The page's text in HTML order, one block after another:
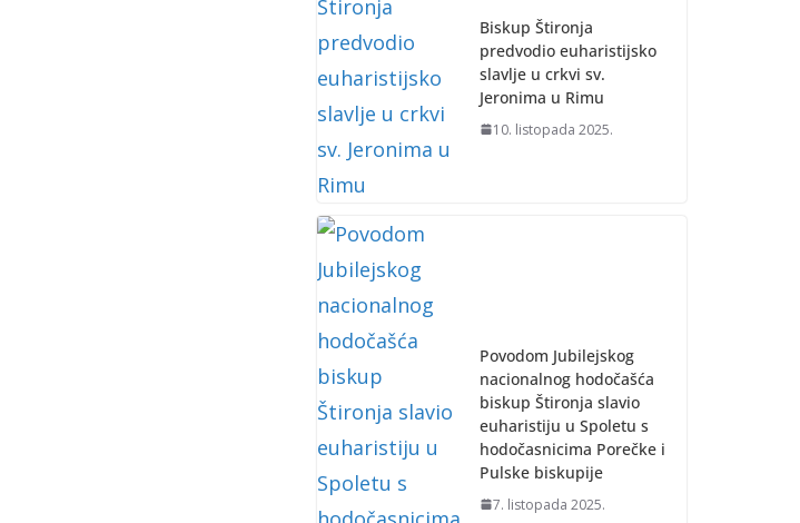
Biskup Štironja
predvodio euharistijsko
slavlje u crkvi sv.
Jeronima u Rimu
10. listopada 2025.
Povodom Jubilejskog
nacionalnog hodočašća
biskup Štironja slavio
euharistiju u Spoletu s
hodočasnicima Porečke i
Pulske biskupije
7. listopada 2025.